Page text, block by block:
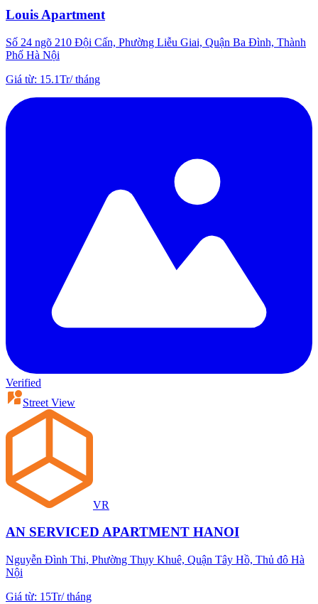
Louis Apartment
Số 24 ngõ 210 Đội Cấn, Phường Liễu Giai, Quận Ba Đình, Thành
Phố Hà Nội
Giá từ: 15.1Tr/tháng
Verified
Street View
VR
AN SERVICED APARTMENT HANOI
Nguyễn Đình Thi, Phường Thụy Khuê, Quận Tây Hồ, Thủ đô Hà
Nội
Giá từ: 15Tr/tháng